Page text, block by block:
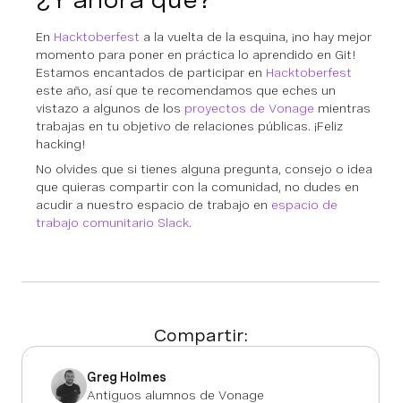
En Hacktoberfest a la vuelta de la esquina, ¡no hay mejor
momento para poner en práctica lo aprendido en Git!
Estamos encantados de participar en Hacktoberfest
este año, así que te recomendamos que eches un
vistazo a algunos de los proyectos de Vonage mientras
trabajas en tu objetivo de relaciones públicas. ¡Feliz
hacking!
No olvides que si tienes alguna pregunta, consejo o idea
que quieras compartir con la comunidad, no dudes en
acudir a nuestro espacio de trabajo en espacio de
trabajo comunitario Slack.
Compartir:
Greg Holmes
Antiguos alumnos de Vonage